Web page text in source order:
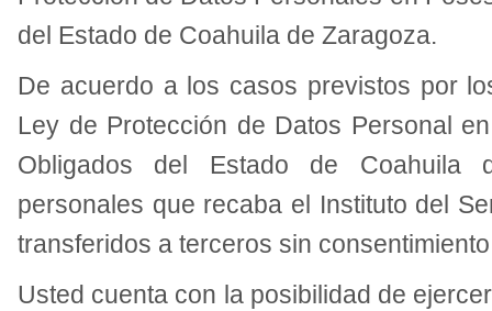
del Estado de Coahuila de Zaragoza.
De acuerdo a los casos previstos por
Ley de Protección de Datos Personal
Obligados del Estado de Coahuila
personales que recaba el Instituto del
transferidos a terceros sin
Usted cuenta con la posibilidad de